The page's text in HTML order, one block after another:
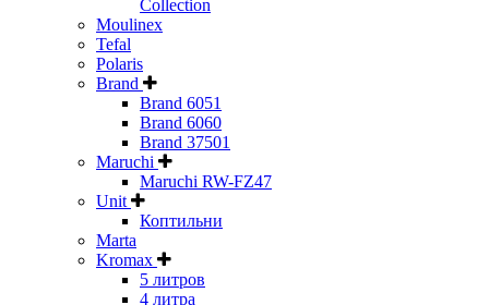
Collection
Moulinex
Tefal
Polaris
Brand
Brand 6051
Brand 6060
Brand 37501
Maruchi
Maruchi RW-FZ47
Unit
Коптильни
Marta
Kromax
5 литров
4 литра